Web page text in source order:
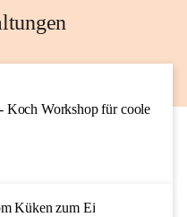
AUG
Koch Workshop für coole
Küken zum Ei